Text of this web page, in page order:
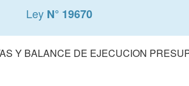
Ley N° 19670
Y BALANCE DE EJECUCION